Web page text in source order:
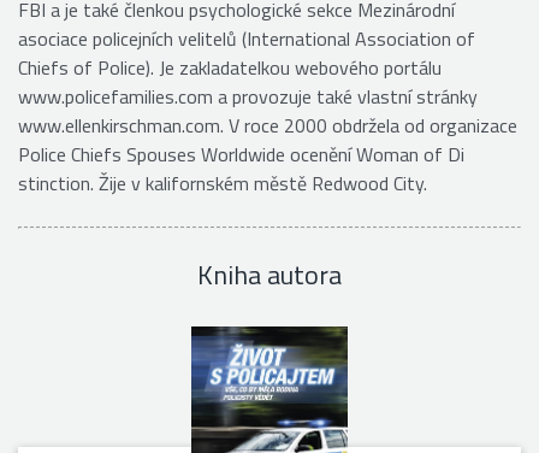
FBI a je také členkou psychologické sekce Mezinárodní
asociace policejních velitelů (International Association of
Chiefs of Police). Je zakladatelkou webového portálu
www.policefamilies.com a provozuje také vlastní stránky
www.ellenkirschman.com. V roce 2000 obdržela od organizace
Police Chiefs Spouses Worldwide ocenění Woman of Di
stinction. Žije v kalifornském městě Redwood City.
Kniha autora